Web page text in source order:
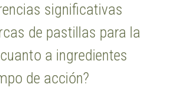
significativas
de pastillas para la
a ingredientes
de acción?